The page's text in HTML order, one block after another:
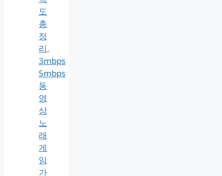
모
바
일
총
정
리)
1mbps
체
감
속
도
총
정
리,